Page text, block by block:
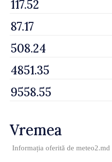
Vremea
Informația oferită de meteo2.md